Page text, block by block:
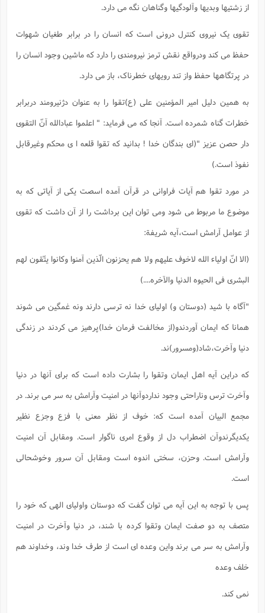
از زشتیها وبدیها وآلودگیها وگناهان نگه می دارد.
تقوی یک نیروی کنترل درونی است که انسان را در برابر طغیان شهوات
حفظ می کند ودرواقع نقش ترمز نیرومندی را دارد که ماشین وجود انسان را
در پرتگاهها حفظ واز تند رویهای خطرناک، باز می دارد.
به همین دلیل امیر المؤمنین علی (ع)تقوا را به عنوان دژنیرومند دربرابر
خطرات گناه شمرده است. آنجا که می فرماید: " اعلموا عبادالله آنّ التقوی
دار حصن عزیز "(ای بندگان خدا ! بدانید که تقوا قلعه ا ی محکم وغیرقابل
نفوذ است.)
در مورد تقوا هم آیات فراوانی در قرآن آمده اسصت یکی از آیاتی که به
موضوع ما مربوط می شود ومی توان این برداشت را از آن داشت که تقوی
از عوامل آرامش است،آیه شریفة:
(الا انّ اولیاء الله لاخوف علیهم ولا هم یحزنون الّذین آمنوا وکانوا یتّقون لهم
البشری فی الحیوه الدنیا والآخره....)
"آگاه با شید (دوستان و) اولیای خدا نه ترسی دارند ونه غمگین می شوند
همانا که ایمان آوردندو(از مخالفت فرمان خدا)پرهیز می کردند در زندگی
دنیا وآخرت،شاد(ومسرور)ند.
که دراین آیه اهل ایمان وتقوا را بشارت داده است که برای آنها در دنیا
وآخرت ترس وناراحتی وجود نداردوآنها در امنیت وآرامش به سر می برند. در
مجمع البیان آمده است که: خوف از نظر معنی با فزع وجزع نظیر
یکدیگرندوآن اضطراب دل از وقوع امری ناگوار است. ومقابل آن امنیت
وآرامش است. وحزن، سختی اندوه است ومقابل آن سرور وخوشحالی
است.
پس با توجه به این آیه می توان گفت که دوستان واولیای الهی که خود را
متصف به دو صفت ایمان وتقوا کرده با شند، در دنیا وآخرت در امنیت
وآرامش به سر می برند واین وعده ای است از طرف خدا وند، وخداوند هم
خلف وعده
نمی کند.